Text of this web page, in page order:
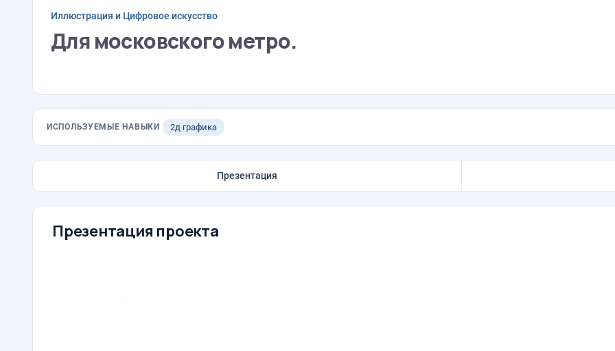
Иллюстрация и Цифровое искусство
Для московского метро.
ИСПОЛЬЗУЕМЫЕ НАВЫКИ 2д графика
Презентация
Презентация проекта